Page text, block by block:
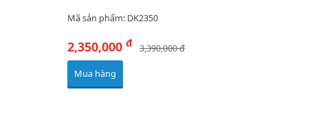
Mã sản phẩm: DK2350
2,350,000đ 3,390,000 đ
Mua hàng